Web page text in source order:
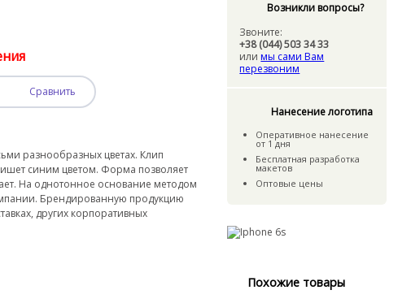
Сравнить
разнообразных цветах. Клип
синим цветом. Форма позволяет
На однотонное основание методом
Брендированную продукцию
других корпоративных
Возникли вопросы?
Звоните:
+38 (044) 503 34 33
или мы сами Вам
перезвоним
Нанесение логотипа
Оперативное нанесение
от 1 дня
Бесплатная разработка
макетов
Оптовые цены
Похожие товары